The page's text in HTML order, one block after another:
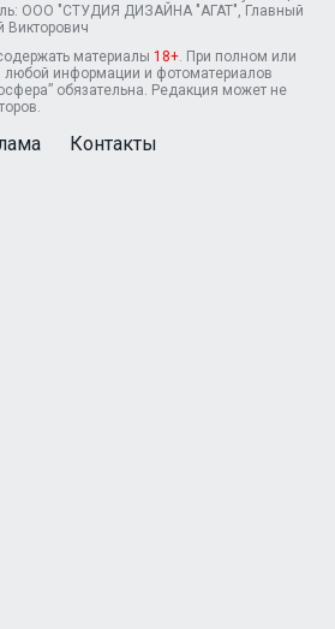
ООО "СТУДИЯ ДИЗАЙНА "АГАТ", Главный
Викторович
материалы 18+ . При полном или
любой информации и фотоматериалов
обязательна. Редакция может не
Контакты